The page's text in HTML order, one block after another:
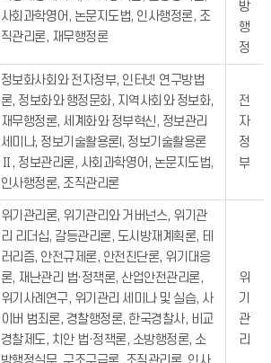
사회과학영어, 논문지도법, 인사행정론, 조
직관리론, 재무행정론
방
행
정
정보화사회와 전자정부, 인터넷 연구방법
론, 정보화와 행정문화, 지역사회와 정보화,
재무행정론, 세계화와 정부혁신, 정보관리
세미나, 정보기술활용론I, 정보기술활용론
Ⅱ, 정보관리론, 사회과학영어, 논문지도법,
인사행정론, 조직관리론
전
자
정
부
위기관리론, 위기관리와 거버넌스, 위기관
리 리더십, 갈등관리론, 도시방재계획론, 테
러리즘, 안전규제론, 안전진단론, 위기대응
론, 재난관리 법·정책론, 산업안전관리론,
위기사례연구, 위기관리 세미나 및 실습, 사
이버 범죄론, 경찰행정론, 한국경찰사, 비교
경찰제도, 치안 법·정책론, 소방행정론, 소
위
기
관
리